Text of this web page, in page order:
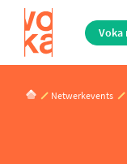
Overslaan
de
inhoud
Netwerkevents